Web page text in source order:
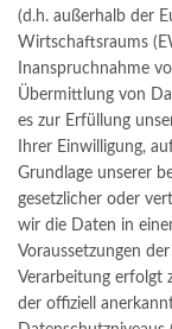
(d.h. außerhalb der
Wirtschaftsraums
Inanspruchnahme
Übermittlung von
es zur Erfüllung
Ihrer Einwilligung,
Grundlage unserer
gesetzlicher oder
wir die Daten in
Voraussetzungen
Verarbeitung erfolgt
der offiziell